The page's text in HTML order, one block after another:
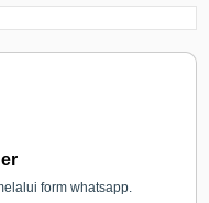
form whatsapp.